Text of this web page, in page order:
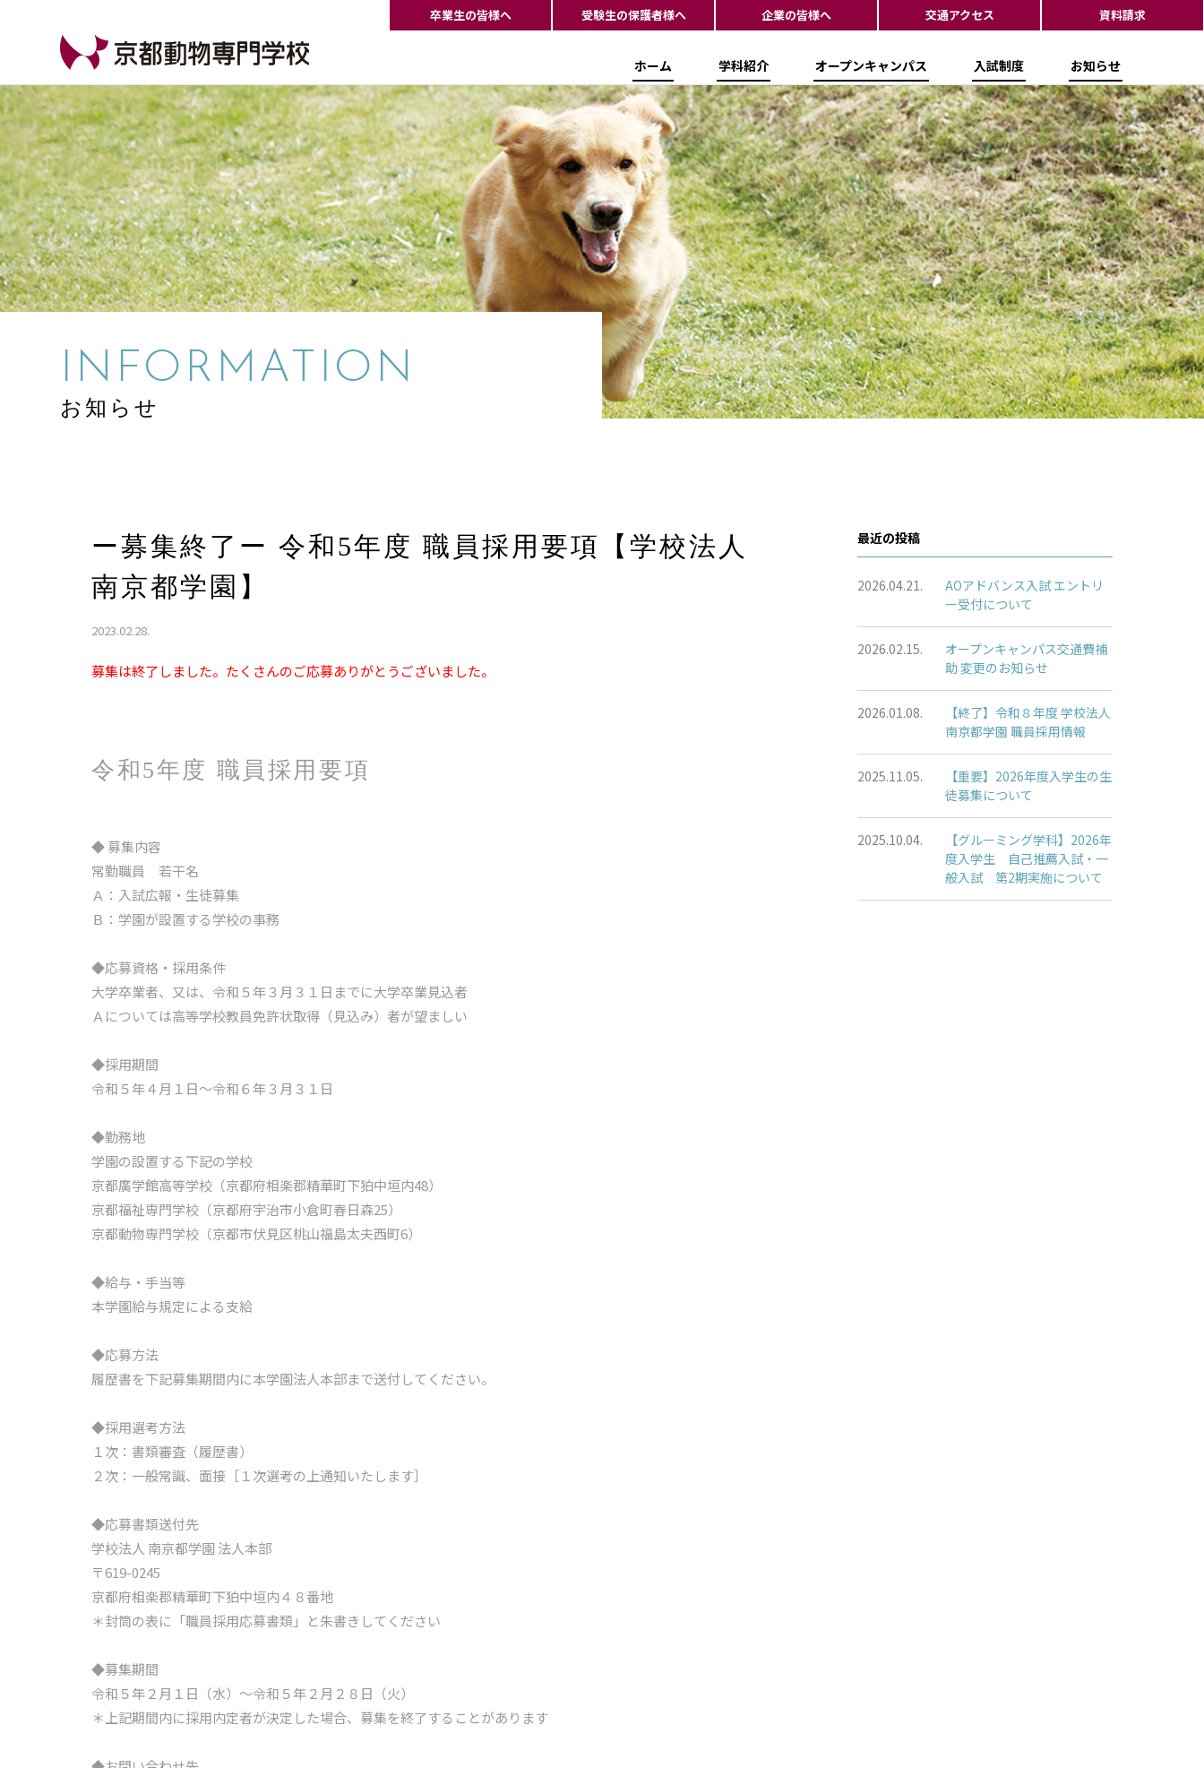
ホーム 学科紹介 オープンキャンパス 入試制度 お知らせ
卒業生の皆様へ 受験生の保護者様へ 企業の皆様へ 交通アクセス 資料請求
INFORMATION
お知らせ
ー募集終了ー 令和5年度 職員採用要項【学校法人
南京都学園】
2023.02.28.
募集は終了しました。たくさんのご応募ありがとうございました。
令和5年度 職員採用要項
◆ 募集内容
常勤職員 若干名
Ａ：入試広報・生徒募集
Ｂ：学園が設置する学校の事務
◆応募資格・採用条件
大学卒業者、又は、令和５年３月３１日までに大学卒業見込者
Ａについては高等学校教員免許状取得（見込み）者が望ましい
◆採用期間
令和５年４月１日～令和６年３月３１日
◆勤務地
学園の設置する下記の学校
京都廣学館高等学校（京都府相楽郡精華町下狛中垣内48）
京都福祉専門学校（京都府宇治市小倉町春日森25）
京都動物専門学校（京都市伏見区桃山福島太夫西町6）
◆給与・手当等
本学園給与規定による支給
◆応募方法
履歴書を下記募集期間内に本学園法人本部まで送付してください。
◆採用選考方法
１次：書類審査（履歴書）
２次：一般常識、面接［１次選考の上通知いたします］
◆応募書類送付先
学校法人 南京都学園 法人本部
〒619-0245
京都府相楽郡精華町下狛中垣内４８番地
＊封筒の表に「職員採用応募書類」と朱書きしてください
◆募集期間
令和５年２月１日（水）～令和５年２月２８日（火）
＊上記期間内に採用内定者が決定した場合、募集を終了することがあります
最近の投稿
2026.04.21.
AOアドバンス入試 エントリ
ー受付について
2026.02.15.
オープンキャンパス交通費補
助 変更のお知らせ
2026.01.08.
【終了】令和８年度 学校法人
南京都学園 職員採用情報
2025.11.05.
【重要】2026年度入学生の生
徒募集について
2025.10.04.
【グルーミング学科】2026年
度入学生 自己推薦入試・一
般入試 第2期実施について